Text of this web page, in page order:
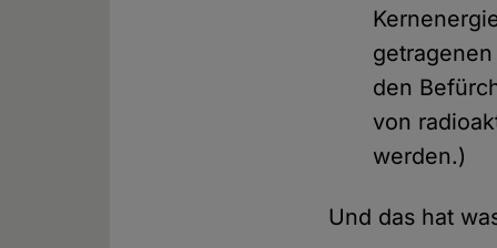
den
von
werden.)
Und das hat